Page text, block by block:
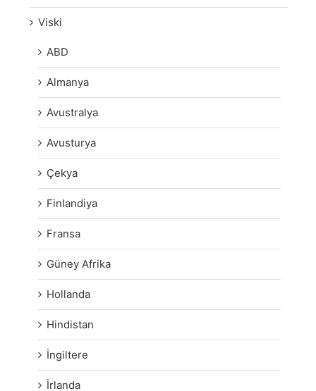
Viski
ABD
Almanya
Avustralya
Avusturya
Çekya
Finlandiya
Fransa
Güney Afrika
Hollanda
Hindistan
İngiltere
İrlanda